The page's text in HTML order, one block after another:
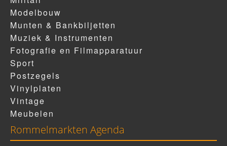
Modelbouw
Munten & Bankbiljetten
Muziek & Instrumenten
Fotografie en Filmapparatuur
Sport
Postzegels
Vinylplaten
Vintage
Meubelen
Rommelmarkten Agenda